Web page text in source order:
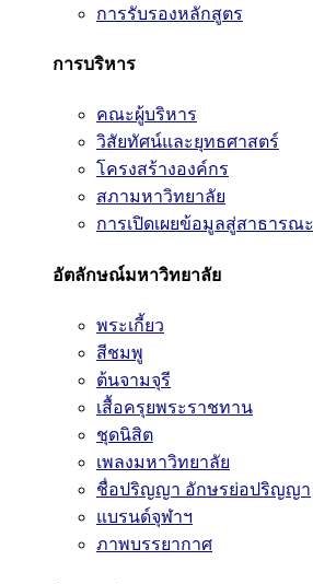
การรับรองหลักสูตร
การบริหาร
คณะผู้บริหาร
วิสัยทัศน์และยุทธศาสตร์
โครงสร้างองค์กร
สภามหาวิทยาลัย
การเปิดเผยข้อมูลสู่สาธารณะ
อัตลักษณ์มหาวิทยาลัย
พระเกี้ยว
สีชมพู
ต้นจามจุรี
เสื้อครุยพระราชทาน
ชุดนิสิต
เพลงมหาวิทยาลัย
ชื่อปริญญา อักษรย่อปริญญา
แบรนด์จุฬาฯ
ภาพบรรยากาศ